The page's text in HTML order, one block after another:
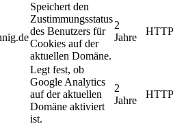
Speichert den
Zustimmungsstatus
des Benutzers für
Cookies auf der
aktuellen Domäne.
2
Jahre
HTTP
Legt fest, ob
Google Analytics
auf der aktuellen
Domäne aktiviert
ist.
2
Jahre
HTTP